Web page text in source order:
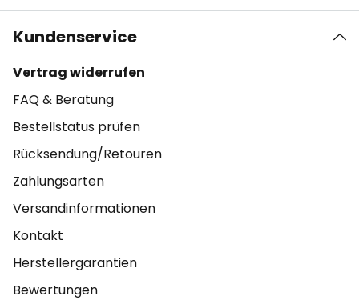
Kundenservice
Vertrag widerrufen
FAQ & Beratung
Bestellstatus prüfen
Rücksendung/Retouren
Zahlungsarten
Versandinformationen
Kontakt
Herstellergarantien
Bewertungen